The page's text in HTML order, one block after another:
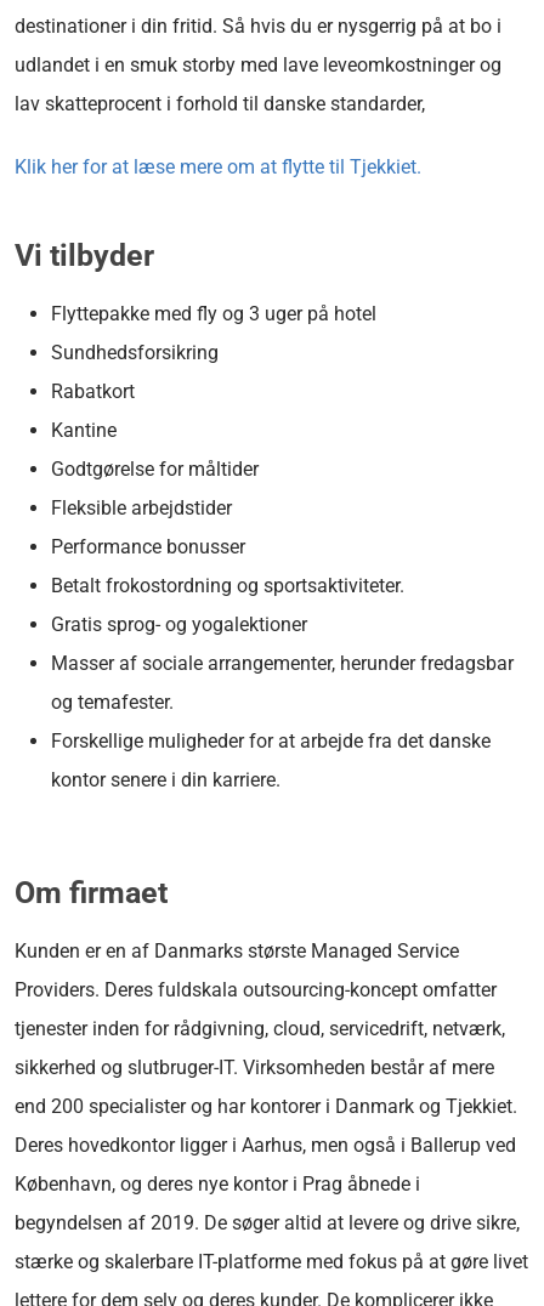
destinationer i din fritid. Så hvis du er nysgerrig på at bo i
udlandet i en smuk storby med lave leveomkostninger og
lav skatteprocent i forhold til danske standarder,
Klik her for at læse mere om at flytte til Tjekkiet.
Vi tilbyder
Flyttepakke med fly og 3 uger på hotel
Sundhedsforsikring
Rabatkort
Kantine
Godtgørelse for måltider
Fleksible arbejdstider
Performance bonusser
Betalt frokostordning og sportsaktiviteter.
Gratis sprog- og yogalektioner
Masser af sociale arrangementer, herunder fredagsbar
og temafester.
Forskellige muligheder for at arbejde fra det danske
kontor senere i din karriere.
Om firmaet
Kunden er en af Danmarks største Managed Service
Providers. Deres fuldskala outsourcing-koncept omfatter
tjenester inden for rådgivning, cloud, servicedrift, netværk,
sikkerhed og slutbruger-IT. Virksomheden består af mere
end 200 specialister og har kontorer i Danmark og Tjekkiet.
Deres hovedkontor ligger i Aarhus, men også i Ballerup ved
København, og deres nye kontor i Prag åbnede i
begyndelsen af 2019. De søger altid at levere og drive sikre,
stærke og skalerbare IT-platforme med fokus på at gøre livet
lettere for dem selv og deres kunder. De komplicerer ikke